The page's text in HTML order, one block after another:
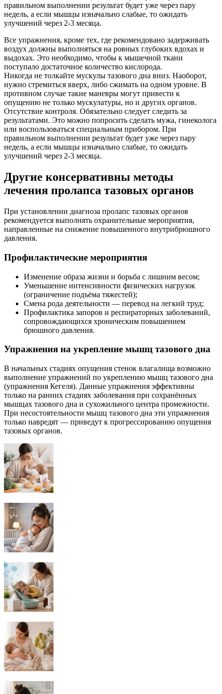
правильном выполнении результат будет уже через пару
недель, а если мышцы изначально слабые, то ожидать
улучшений через 2-3 месяца.
Все упражнения, кроме тех, где рекомендовано задерживать
воздух должны выполняться на ровных глубоких вдохах и
выдохах. Это необходимо, чтобы к мышечной ткани
поступало достаточное количество кислорода.
Никогда не толкайте мускулы тазового дна вниз. Наоборот,
нужно стремиться вверх, либо сжимать на одном уровне. В
противном случае такие маневры могут привести к
опущению не только мускулатуры, но и других органов.
Отсутствие контроля. Обязательно следует следить за
результатами. Это можно попросить сделать мужа, гинеколога
или воспользоваться специальным прибором. При
правильном выполнении результат будет уже через пару
недель, а если мышцы изначально слабые, то ожидать
улучшений через 2-3 месяца.
Другие консервативны методы
лечения пролапса тазовых органов
При установлении диагноза пролапс тазовых органов
рекомендуется выполнять охранительные мероприятия,
направленные на снижение повышенного внутрибрюшного
давления.
Профилактические мероприятия
Изменение образа жизни и борьба с лишним весом;
Уменьшение интенсивности физических нагрузок
(ограничение подъёма тяжестей);
Смена рода деятельности — перевод на легкий труд;
Профилактика запоров и респираторных заболеваний,
сопровождающихся хроническим повышением
брюшного давления.
Упражнения на укрепление мышц тазового дна
В начальных стадиях опущения стенок влагалища возможно
выполнение упражнений по укреплению мышц тазового дна
(упражнения Кегеля). Данные упражнения эффективны
только на ранних стадиях заболевания при сохранённых
мышцах тазового дна и сухожильного центра промежности.
При несостоятельности мышц тазового дна эти упражнения
только навредят — приведут к прогрессированию опущения
тазовых органов.